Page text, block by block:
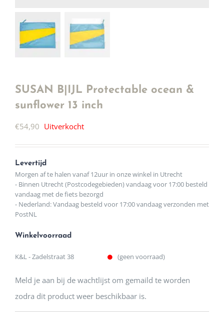
SUSAN B|IJL Protectable ocean &
sunflower 13 inch
€54,90 Uitverkocht
Levertijd
Morgen af te halen vanaf 12uur in onze winkel in Utrecht
- Binnen Utrecht (Postcodegebieden) vandaag voor 17:00 besteld
vandaag met de fiets bezorgd
- Nederland: Vandaag besteld voor 17:00 vandaag verzonden met
PostNL
Winkelvoorraad
K&L - Zadelstraat 38 (geen voorraad)
Meld je aan bij de wachtlijst om gemaild te worden
zodra dit product weer beschikbaar is.